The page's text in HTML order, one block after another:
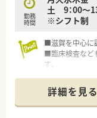
勤務
時間
土 9：00～13
※シフト制
■滋賀を中心に
■臨床検査など
す。
詳細を見る